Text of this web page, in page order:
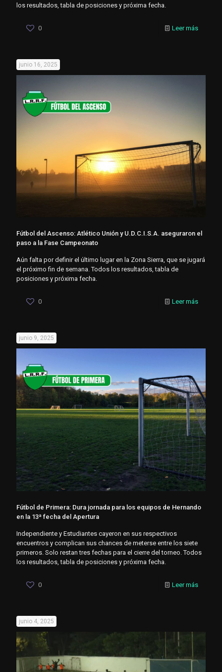
los resultados, tabla de posiciones y próxima fecha.
0 Leer más
junio 16, 2025
Fútbol del Ascenso: Atlético Unión y U.D.C.I.S.A. aseguraron el
paso a la Fase Campeonato
Aún falta por definir el último lugar en la Zona Sierra, que se jugará
el próximo fin de semana. Todos los resultados, tabla de
posiciones y próxima fecha.
0 Leer más
junio 9, 2025
Fútbol de Primera: Dura jornada para los equipos de Hernando
en la 13ª fecha del Apertura
Independiente y Estudiantes cayeron en sus respectivos
encuentros y complican sus chances de meterse entre los siete
primeros. Solo restan tres fechas para el cierre del torneo. Todos
los resultados, tabla de posiciones y próxima fecha.
0 Leer más
junio 4, 2025